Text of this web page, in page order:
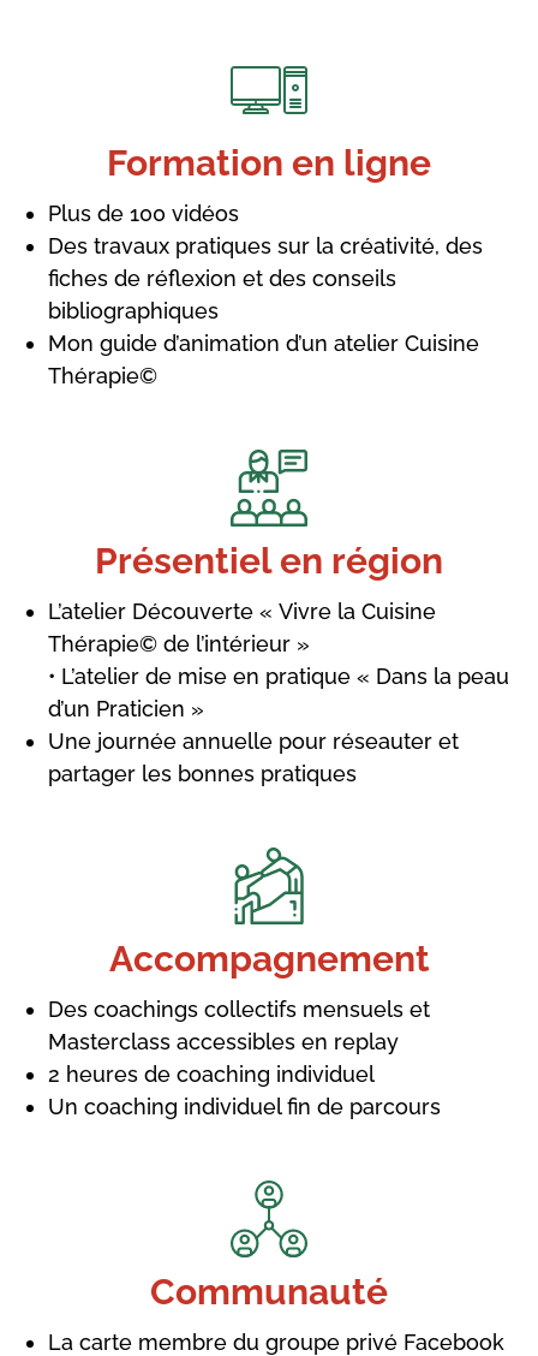
Formation en ligne
Plus de 100 vidéos
Des travaux pratiques sur la créativité, des
fiches de réflexion et des conseils
bibliographiques
Mon guide d’animation d’un atelier Cuisine
Thérapie©
Présentiel en région
L’atelier Découverte « Vivre la Cuisine
Thérapie© de l’intérieur »
• L’atelier de mise en pratique « Dans la peau
d’un Praticien »
Une journée annuelle pour réseauter et
partager les bonnes pratiques
Accompagnement
Des coachings collectifs mensuels et
Masterclass accessibles en replay
2 heures de coaching individuel
Un coaching individuel fin de parcours
Communauté
La carte membre du groupe privé Facebook